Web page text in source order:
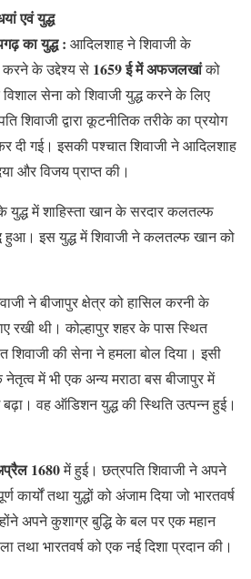
एवं युद्ध
का युद्ध : आदिलशाह ने शिवाजी के
करने के उद्देश्य से 1659 ई में अफजलखांको
सेना को शिवाजी युद्ध करने के लिए
शिवाजी द्वारा कूटनीतिक तरीके का प्रयोग
गई। इसकी पश्चात शिवाजी ने आदिलशाह
और विजय प्राप्त की।
युद्ध में शाहिस्ता खान के सरदार कलतल्फ
हुआ। इस युद्ध में शिवाजी ने कलतल्फ खान को
ने बीजापुर क्षेत्र को हासिल करनी के
रखी थी। कोल्हापुर शहर के पास स्थित
शिवाजी की सेना ने हमला बोल दिया। इसी
में भी एक अन्य मराठा बस बीजापुर में
वह ऑडिशन युद्ध की स्थिति उत्पन्न हुई।
1680में हुई। छत्रपति शिवाजी ने अपने
तथा युद्धों को अंजाम दिया जो भारतवर्ष
अपने कुशाग्र बुद्धि के बल पर एक महान
भारतवर्ष को एक नई दिशा प्रदान की।